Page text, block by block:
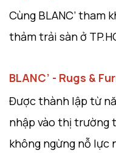
Cùng BLANC’ tham
thảm trải sàn ở
BLANC’ - Rugs &
Được thành lập từ
nhập vào thị trường
không ngừng nỗ lực